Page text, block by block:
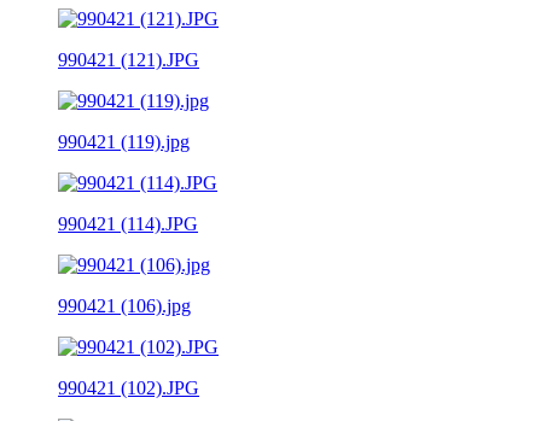
990421 (121).JPG
990421 (119).jpg
990421 (114).JPG
990421 (106).jpg
990421 (102).JPG